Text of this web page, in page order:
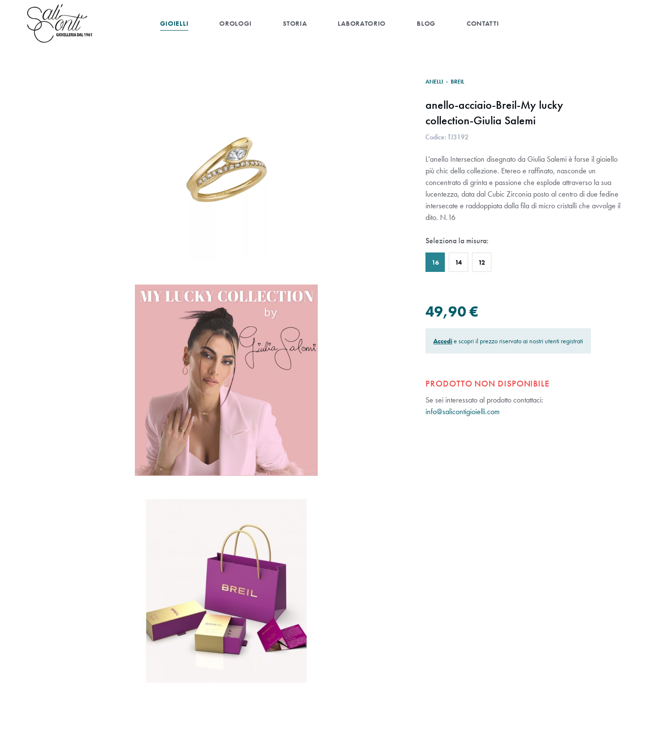
GIOIELLI OROLOGI STORIA LABORATORIO BLOG CONTATTI
ANELLI · BREIL
anello-acciaio-Breil-My lucky
collection-Giulia Salemi
Codice: TJ3192
L'anello Intersection disegnato da Giulia Salemi è forse il gioiello
più chic della collezione. Etereo e raffinato, nasconde un
concentrato di grinta e passione che esplode attraverso la sua
lucentezza, data dal Cubic Zirconia posto al centro di due fedine
intersecate e raddoppiata dalla fila di micro cristalli che avvolge il
dito. N.16
Seleziona la misura:
16 14 12
49,90 €
Accedie scopri il prezzo riservato ai nostri utenti registrati
PRODOTTO NON DISPONIBILE
Se sei interessato al prodotto contattaci:
info@salicontigioielli.com